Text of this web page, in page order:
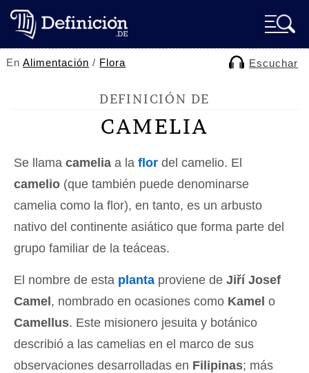
EnAlimentación / Flora Escuchar
DEFINICIÓN DE
CAMELIA
Se llama camelia a la flor del camelio. El
camelio (que también puede denominarse
camelia como la flor), en tanto, es un arbusto
nativo del continente asiático que forma parte del
grupo familiar de la teáceas.
El nombre de esta planta proviene de Jiří Josef
Camel , nombrado en ocasiones como Kamel o
Camellus. Este misionero jesuita y botánico
describió a las camelias en el marco de sus
observaciones desarrolladas en Filipinas; más